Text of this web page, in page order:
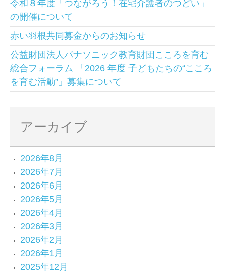
令和８年度「つながろう！在宅介護者のつどい」
の開催について
赤い羽根共同募金からのお知らせ
公益財団法人パナソニック教育財団こころを育む
総合フォーラム 「2026 年度 子どもたちの“こころ
を育む活動”」募集について
アーカイブ
2026年8月
2026年7月
2026年6月
2026年5月
2026年4月
2026年3月
2026年2月
2026年1月
2025年12月